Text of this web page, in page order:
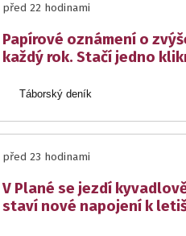
před 22 hodinami
Papírové oznámení o
každý rok. Stačí jedno
Táborský deník
před 23 hodinami
V Plané se jezdí
staví nové napojení k